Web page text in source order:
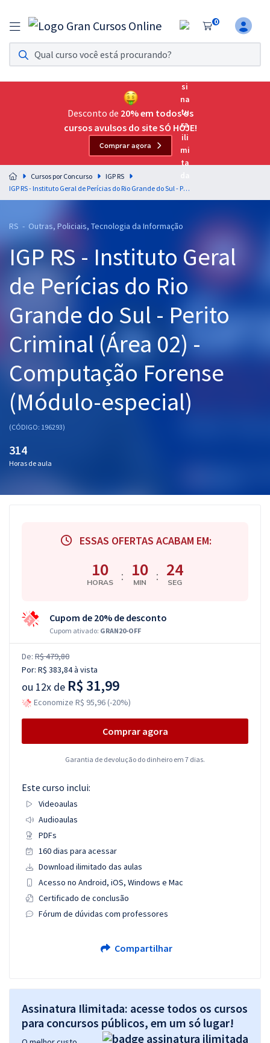
0
Assinatura Ilimitada 11
Acesso a todos os cursos. Teste grátis por 7 dias!
Assinatura OAB Até Passar
Acesso ilimitado a toda preparação para o Exame da
Residências Multiprofissionais
Preparação completa e intensiva para as principais
residências em saúde do Brasil
Cursos 20% OFF
Pós
Graduação
OAB
Questões grátis
Aprovados
Desconto de 20% em todos os
cursos avulsos do site SÓ HOJE!
Comprar agora
Cursos por Concurso
IGP RS
IGP RS - Instituto Geral de Perícias do Rio Grande do Sul - Perito Criminal (Área 02) - Computação Forense (Módulo-especial)
RS - Outras, Policiais, Tecnologia da Informação
IGP RS - Instituto Geral
de Perícias do Rio
Grande do Sul - Perito
Criminal (Área 02) -
Computação Forense
(Módulo-especial)
(CÓDIGO: 196293)
314
Horas de aula
ESSAS OFERTAS ACABAM EM:
10
HORAS : 10
MIN : 23
SEG
Cupom de 20% de desconto
Cupom ativado: GRAN20-OFF
De: R$ 479,80
Por: R$ 383,84à vista
ou 12x de R$ 31,99
Economize R$ 95,96 (-20%)
Comprar agora
Garantia de devolução do dinheiro em 7 dias.
Este curso inclui:
Videoaulas
Audioaulas
PDFs
160 dias para acessar
Download ilimitado das aulas
Acesso no Android, iOS, Windows e Mac
Certificado de conclusão
Fórum de dúvidas com professores
Compartilhar
Assinatura Ilimitada: acesse todos os cursos
para concursos públicos, em um só lugar!